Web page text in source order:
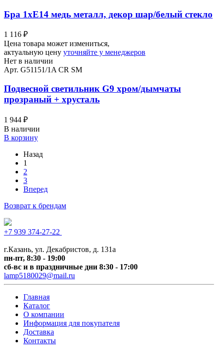
Бра 1хЕ14 медь металл, декор шар/белый стекло
1 116 ₽
Цена товара может измениться,
актуальную цену уточняйте у менеджеров
Нет в наличии
Арт. G51151/1A CR SM
Подвесной светильник G9 хром/дымчаты
прозраный + хрусталь
1 944 ₽
В наличии
В корзину
Назад
1
2
3
Вперед
Возврат к брендам
+7 939 374-27-22
г.Казань, ул. Декабристов, д. 131а
пн-пт, 8:30 - 19:00
сб-вс и в праздничные дни 8:30 - 17:00
lamp5180029@mail.ru
Главная
Каталог
О компании
Информация для покупателя
Доставка
Контакты